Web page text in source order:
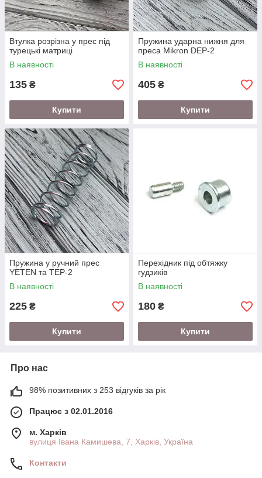
Втулка розрізна у прес під
турецькі матриці
В наявності
135 ₴
Купити
Пружина ударна нижня для
преса Mikron DEP-2
В наявності
405 ₴
Купити
Пружина у ручний прес
YETEN та ТЕР-2
В наявності
225 ₴
Купити
Перехідник під обтяжку
гудзиків
В наявності
180 ₴
Купити
Про нас
98% позитивних з 253 відгуків за рік
Працює з 02.01.2016
м. Харків
вулиця Івана Камишева, 7, Харків, Україна
Контакти